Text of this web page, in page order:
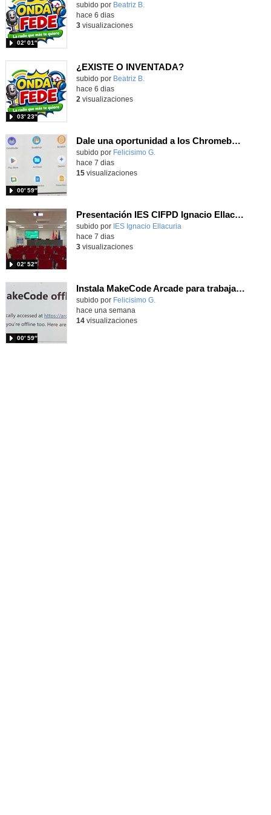
Contenido educativo.
subido por Beatriz B.
02′ 01″
hace 6 dias
3visualizaciones
¿EXISTE O INVENTADA?
Contenido educativo.
subido por Beatriz B.
03′ 23″
hace 6 dias
2 visualizaciones
Dale una oportunidad a los Chromebooks y utiliza un proyector para realizar talleres si no tienes pantallas táctiles
Contenido educativo.
subido por Felicisimo G.
00′ 59″
hace 7 dias
15visualizaciones
Presentación IES CIFPD Ignacio Ellacuría
Contenido educativo.
subido por IES Ignacio Ellacuria
02′ 52″
hace 7 dias
3visualizaciones
Instala MakeCode Arcade para trabajar offline en tu tablet, ordenador, Chromebook
Contenido educativo.
subido por Felicisimo G.
00′ 59″
hace una semana
14visualizaciones